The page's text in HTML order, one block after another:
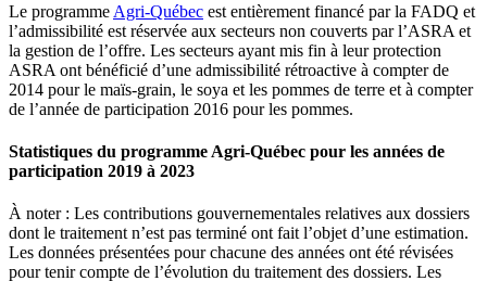
Le programme Agri-Québec est entièrement financé par la FADQ et
l’admissibilité est réservée aux secteurs non couverts par l’ASRA et
la gestion de l’offre. Les secteurs ayant mis fin à leur protection
ASRA ont bénéficié d’une admissibilité rétroactive à compter de
2014 pour le maïs-grain, le soya et les pommes de terre et à compter
de l’année de participation 2016 pour les pommes.
Statistiques du programme Agri-Québec pour les années de
participation 2019 à 2023
À noter : Les contributions gouvernementales relatives aux dossiers
dont le traitement n’est pas terminé ont fait l’objet d’une estimation.
Les données présentées pour chacune des années ont été révisées
pour tenir compte de l’évolution du traitement des dossiers. Les